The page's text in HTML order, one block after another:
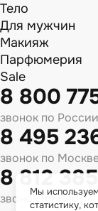
Тело
Для мужчин
Макияж
Парфюмерия
Sale
8 800
звонок по России
8 495
звонок по
8 812
звонок по Спб
Мы
статистику,